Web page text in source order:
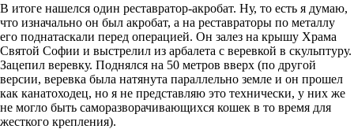
В итоге нашелся один реставратор-акробат. Ну, то есть я думаю,
что изначально он был акробат, а на реставраторы по металлу
его поднатаскали перед операцией. Он залез на крышу Храма
Святой Софии и выстрелил из арбалета с веревкой в скульптуру.
Зацепил веревку. Поднялся на 50 метров вверх (по другой
версии, веревка была натянута параллельно земле и он прошел
как канатоходец, но я не представляю это технически, у них же
не могло быть саморазворачивающихся кошек в то время для
жесткого крепления).